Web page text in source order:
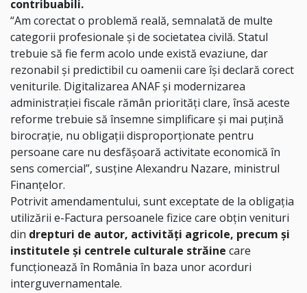
contribuabili.
“Am corectat o problemă reală, semnalată de multe
categorii profesionale și de societatea civilă. Statul
trebuie să fie ferm acolo unde există evaziune, dar
rezonabil și predictibil cu oamenii care își declară corect
veniturile. Digitalizarea ANAF și modernizarea
administrației fiscale rămân priorități clare, însă aceste
reforme trebuie să însemne simplificare și mai puțină
birocrație, nu obligații disproporționate pentru
persoane care nu desfășoară activitate economică în
sens comercial”, susține Alexandru Nazare, ministrul
Finanțelor.
Potrivit amendamentului, sunt exceptate de la obligația
utilizării e-Factura persoanele fizice care obțin venituri
din drepturi de autor, activități agricole, precum și
institutele și centrele culturale străine care
funcționează în România în baza unor acorduri
interguvernamentale.